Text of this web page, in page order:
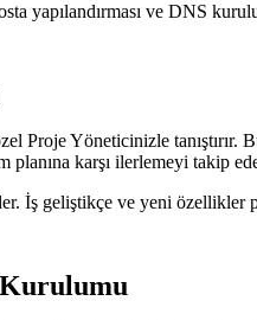
yapılandırması ve DNS
Proje Yöneticinizle
planına karşı ilerlemeyi takip
İş geliştikçe ve yeni
Kurulumu